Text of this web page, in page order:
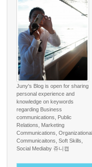
Juny's Blog is open for sharing
personal experience and
knowledge on keywords
regarding Business
communications, Public
Relations, Marketing
Communications, Organizational
Communicaitons, Soft Skills,
Social Mediaby 쥬니캡